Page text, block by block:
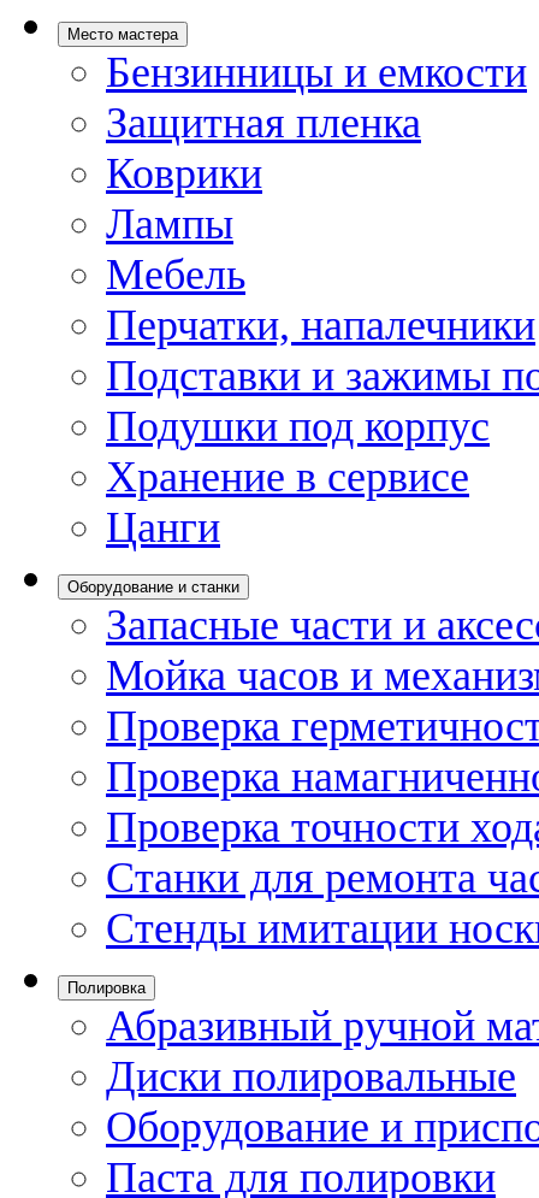
Место мастера
Бензинницы и емкости
Защитная пленка
Коврики
Лампы
Мебель
Перчатки, напалечники
Подставки и зажимы
Подушки под корпус
Хранение в сервисе
Цанги
Оборудование и станки
Запасные части и
Мойка часов и
Проверка
Проверка
Проверка точности
Станки для ремонта
Стенды имитации
Полировка
Абразивный ручной
Диски полировальные
Оборудование и
Паста для полировки